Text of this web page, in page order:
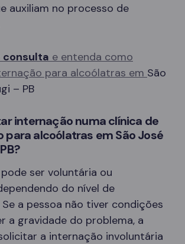
auxiliam no processo de
consulta e entenda como
para alcoólatras em São
– PB
internação numa clínica de
para alcoólatras em São José
ser voluntária ou
do nível de
a pessoa não tiver condições
a gravidade do problema, a
a internação involuntária